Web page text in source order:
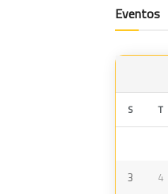
Eventos
S T
3 4